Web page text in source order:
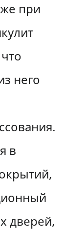
при
него
в
дверей,